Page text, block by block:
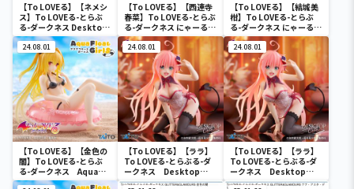
【To LOVEる】【ネメシ
ス】To LOVEる-とらぶ
る-ダークネス Desktop
Cute フィギュア ネメシ
ス～チャイナドレスver.
～
【To LOVEる】【西連寺
春菜】To LOVEる-とらぶ
る-ダークネス にゃーるず
これくしょん 西連寺 春菜
【To LOVEる】【結城美
柑】To LOVEる-とらぶ
る-ダークネス にゃーるず
これくしょん 結城 美柑
24.08.01
【To LOVEる】【金色の
闇】To LOVEる-とらぶ
る-ダークネス Aqua
Float Girls フィギュア
24.08.01
【To LOVEる】【ララ】
To LOVEる-とらぶる-ダ
ークネス Desktop
Cute フィギュア ララ
24.08.01
【To LOVEる】【ララ】
To LOVEる-とらぶる-ダ
ークネス Desktop
Cute フィギュア ララ